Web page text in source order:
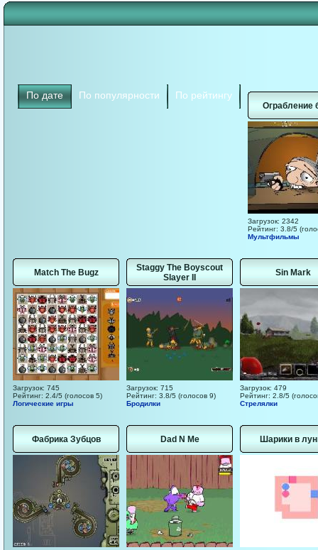
По дате По популярности По рейтингу
Ограбление
Загрузок: 2342
Рейтинг: 3.8/5
Мультфильмы
Match The Bugz
Загрузок: 745
Рейтинг: 2.4/5 (голосов 5)
Логические игры
Staggy The Boyscout
Slayer II
Загрузок: 715
Рейтинг: 3.8/5 (голосов 9)
Бродилки
Sin Mark
Загрузок: 479
Рейтинг: 2.8/5
Стрелялки
Фабрика Зубцов Dad N Me Шарики в